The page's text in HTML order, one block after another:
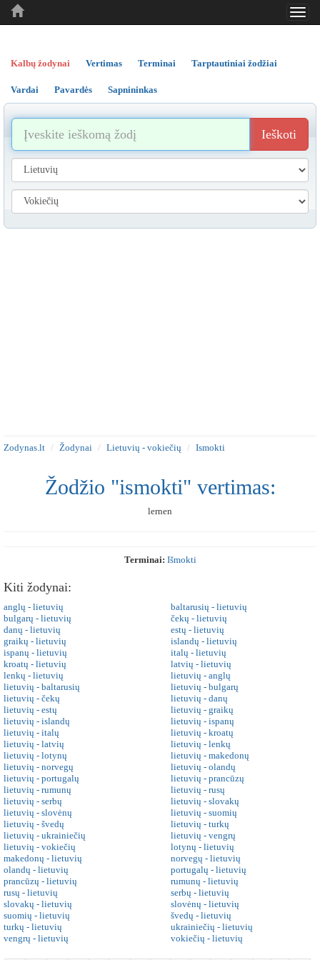
..
..
Kalbų žodynai Vertimas Terminai Tarptautiniai žodžiai
Vardai Pavardės Sapnininkas
Ieškoti
Zodynas.lt Žodynai Lietuvių - vokiečių Ismokti
Žodžio "ismokti" vertimas:
lernen
Terminai: Išmokti
Kiti žodynai:
anglų - lietuvių
baltarusių - lietuvių
bulgarų - lietuvių
čekų - lietuvių
danų - lietuvių
estų - lietuvių
graikų - lietuvių
islandų - lietuvių
ispanų - lietuvių
italų - lietuvių
kroatų - lietuvių
latvių - lietuvių
lenkų - lietuvių
lietuvių - anglų
lietuvių - baltarusių
lietuvių - bulgarų
lietuvių - čekų
lietuvių - danų
lietuvių - estų
lietuvių - graikų
lietuvių - islandų
lietuvių - ispanų
lietuvių - italų
lietuvių - kroatų
lietuvių - latvių
lietuvių - lenkų
lietuvių - lotynų
lietuvių - makedonų
lietuvių - norvegų
lietuvių - olandų
lietuvių - portugalų
lietuvių - prancūzų
lietuvių - rumunų
lietuvių - rusų
lietuvių - serbų
lietuvių - slovakų
lietuvių - slovėnų
lietuvių - suomių
lietuvių - švedų
lietuvių - turkų
lietuvių - ukrainiečių
lietuvių - vengrų
lietuvių - vokiečių
lotynų - lietuvių
makedonų - lietuvių
norvegų - lietuvių
olandų - lietuvių
portugalų - lietuvių
prancūzų - lietuvių
rumunų - lietuvių
rusų - lietuvių
serbų - lietuvių
slovakų - lietuvių
slovėnų - lietuvių
suomių - lietuvių
švedų - lietuvių
turkų - lietuvių
ukrainiečių - lietuvių
vengrų - lietuvių
vokiečių - lietuvių